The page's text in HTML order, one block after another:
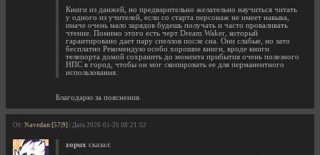
Книги из данжей, но предварительно желательно научиться читать
у одного из учителей, если со старта персонаж не имеет навыка,
иначе очень мало зарядов будешь получать и часто проваливать
чтение. Помимо этого есть черт Dream Waker, который
гарантировано дает пару спеллов после сна. Они слабые, но зато
бесплатно Рекомендую особо хорошие книги, вроде книги
телепорта домой сохранить до момента прибытия очень полезного
НПС в город, чтобы он мог скопировать ее для перманентного
использования.
Благодарю за пояснения.
От: Navedan [57|9] | Дата 2026-01-20 08:21:52
zopux сказал: